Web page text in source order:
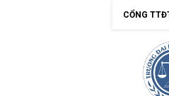
CỔNG